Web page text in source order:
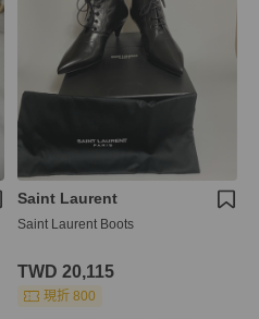
Saint Laurent
Saint Laurent Boots
TWD 20,115
現折 800